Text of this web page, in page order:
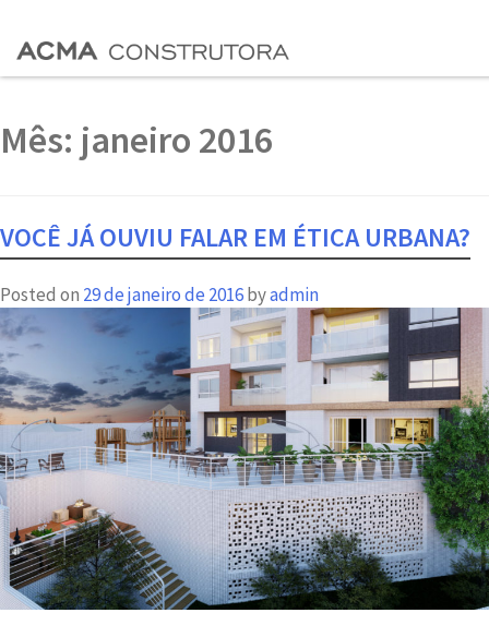
Mês: janeiro 2016
VOCÊ JÁ OUVIU FALAR EM ÉTICA URBANA?
Posted on 29 de janeiro de 2016byadmin